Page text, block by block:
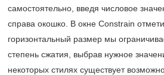
самостоятельно, введя числовое
справа окошко. В окне Constrain
горизонтальный размер мы
степень сжатия, выбрав нужное
некоторых стилях существует